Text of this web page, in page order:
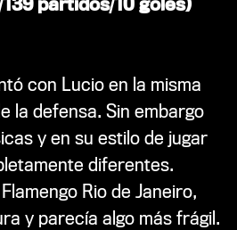
partidos/10 goles)
con Lucio en la misma
la defensa. Sin embargo
y en su estilo de jugar
diferentes.
Rio de Janeiro,
y parecía algo más frágil.